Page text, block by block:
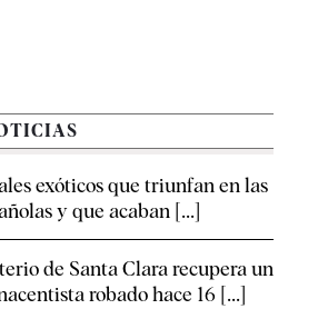
exóticos que triunfan en las
y que acaban [...]
de Santa Clara recupera un
robado hace 16 [...]